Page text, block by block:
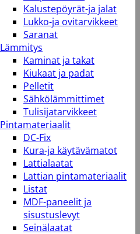
Kalustepöyrät-ja jalat
Lukko-ja ovitarvikkeet
Saranat
Lämmitys
Kaminat ja takat
Kiukaat ja padat
Pelletit
Sähkölämmittimet
Tulisijatarvikkeet
Pintamateriaalit
DC-Fix
Kura-ja käytävämatot
Lattialaatat
Lattian pintamateriaalit
Listat
MDF-paneelit ja
sisustuslevyt
Seinälaatat